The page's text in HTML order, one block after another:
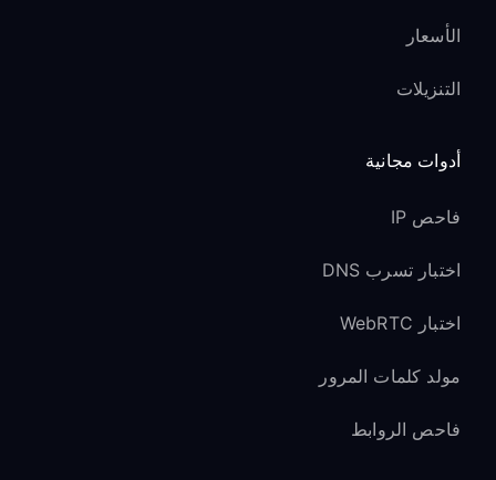
الأسعار
التنزيلات
أدوات مجانية
فاحص IP
اختبار تسرب DNS
اختبار WebRTC
مولد كلمات المرور
فاحص الروابط